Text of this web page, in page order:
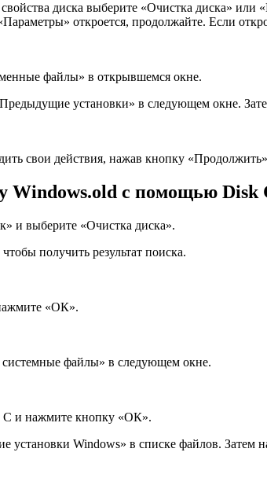
диска выберите «Очистка диска» или
откроется, продолжайте. Если
файлы» в открывшемся окне.
установки» в следующем окне.
свои действия, нажав кнопку
Windows.old с помощью Disk
и выберите «Очистка диска».
получить результат поиска.
«ОК».
файлы» в следующем окне.
С и нажмите кнопку «ОК».
Windows» в списке файлов. Затем